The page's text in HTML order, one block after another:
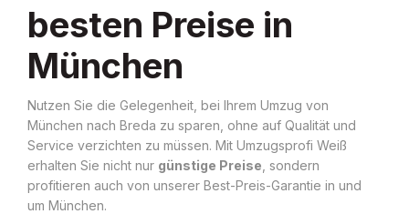
besten Preise in
München
Nutzen Sie die Gelegenheit, bei Ihrem Umzug von
München nach Breda zu sparen, ohne auf Qualität und
Service verzichten zu müssen. Mit Umzugsprofi Weiß
erhalten Sie nicht nur günstige Preise , sondern
profitieren auch von unserer Best-Preis-Garantie in und
um München.